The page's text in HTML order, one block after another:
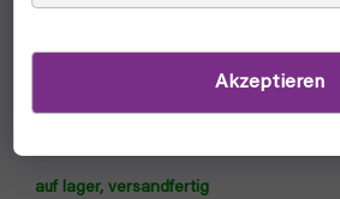
Akzeptieren
auf lager, versandfertig